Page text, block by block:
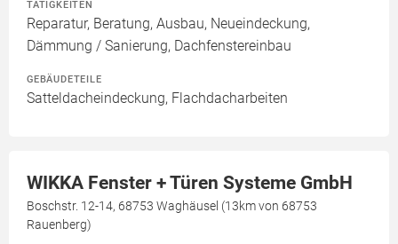
TÄTIGKEITEN
Reparatur, Beratung, Ausbau, Neueindeckung,
Dämmung / Sanierung, Dachfenstereinbau
GEBÄUDETEILE
Satteldacheindeckung, Flachdacharbeiten
WIKKA Fenster + Türen Systeme GmbH
Boschstr. 12-14, 68753 Waghäusel (13km von 68753
Rauenberg)